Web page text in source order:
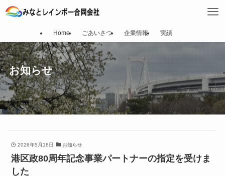
Home ごあいさつ 企業情報 実績
お知らせ
2026年5月18日 お知らせ
港区政80周年記念事業パートナーの指定を受けま
した